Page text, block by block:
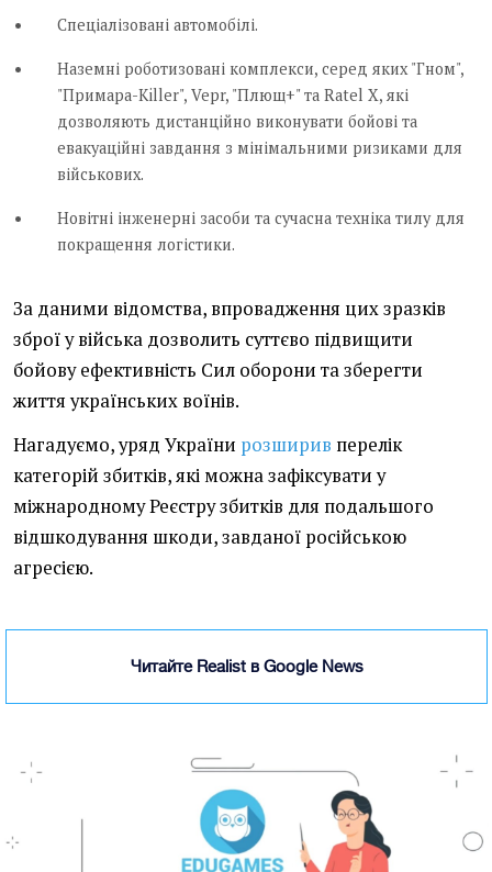
Спеціалізовані автомобілі.
Наземні роботизовані комплекси, серед яких "Гном",
"Примара-Killer", Vepr, "Плющ+" та Ratel X, які
дозволяють дистанційно виконувати бойові та
евакуаційні завдання з мінімальними ризиками для
військових.
Новітні інженерні засоби та сучасна техніка тилу для
покращення логістики.
За даними відомства, впровадження цих зразків
зброї у війська дозволить суттєво підвищити
бойову ефективність Сил оборони та зберегти
життя українських воїнів.
Нагадуємо, уряд України розширив перелік
категорій збитків, які можна зафіксувати у
міжнародному Реєстру збитків для подальшого
відшкодування шкоди, завданої російською
агресією.
Читайте Realist в Google News